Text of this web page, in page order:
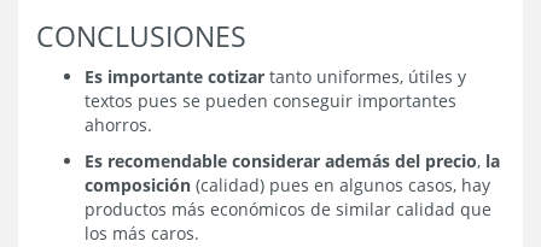
CONCLUSIONES
Es importante cotizar tanto uniformes, útiles y
textos pues se pueden conseguir importantes
ahorros.
Es recomendable considerar además del precio, la
composición (calidad) pues en algunos casos, hay
productos más económicos de similar calidad que
los más caros.